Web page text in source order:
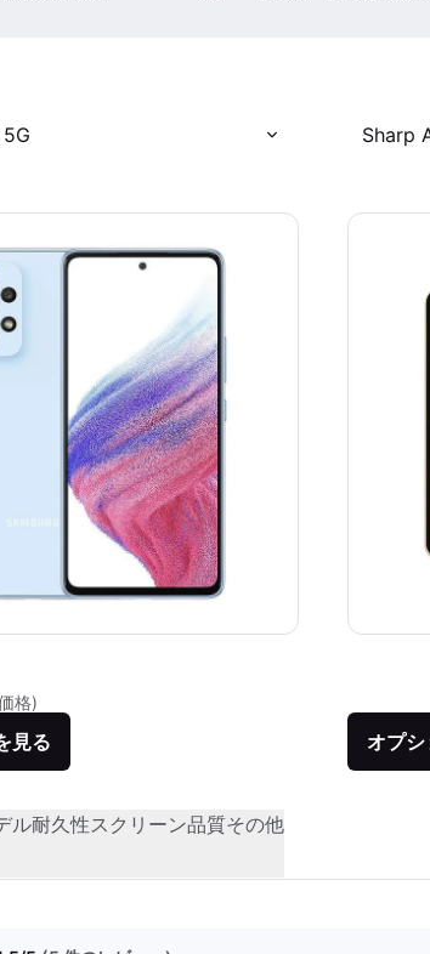
Sharp
品の価格：
格)
見る オプ
ル耐久性スクリーン品質その他